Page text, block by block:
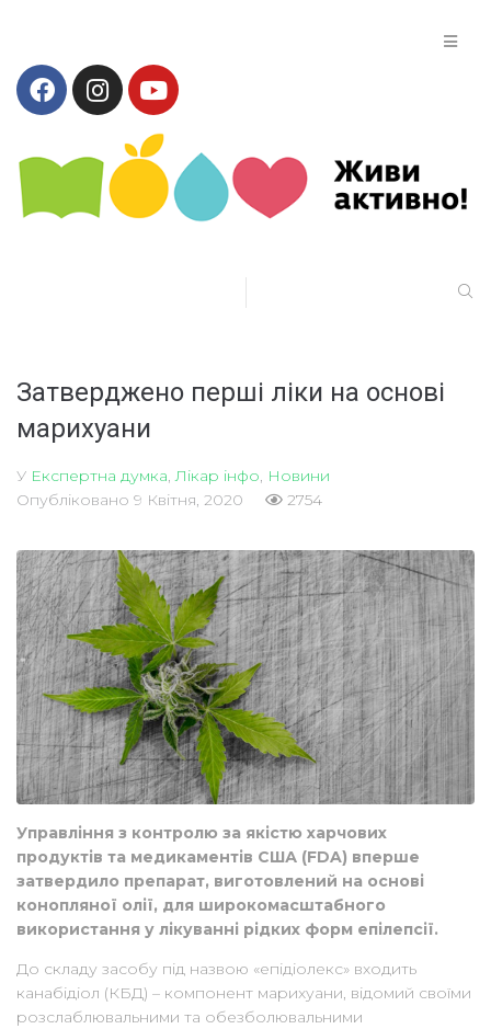
Затверджено перші ліки на основі
марихуани
У Експертна думка Лікар інфо Новини
Опубліковано 9 Квітня, 2020 2754
Управління з контролю за якістю харчових
продуктів та медикаментів США (FDA) вперше
затвердило препарат, виготовлений на основі
конопляної олії, для широкомасштабного
використання у лікуванні рідких форм епілепсії.
До складу засобу під назвою «епідіолекс» входить
канабідіол (КБД) – компонент марихуани, відомий своїми
розслаблювальними та обезболювальними